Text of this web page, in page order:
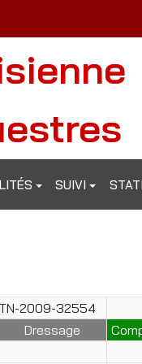
SUIVI
TN-2009-32554
Dressage